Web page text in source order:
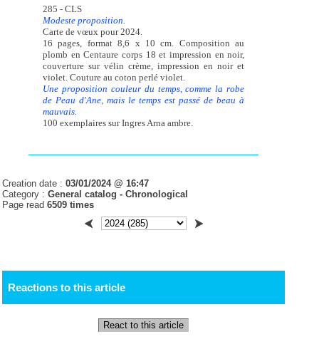
285 - CLS
Modeste proposition.
Carte de vœux pour 2024.
16 pages, format 8,6 x 10 cm. Composition au
plomb en Centaure corps 18 et impression en noir,
couverture sur vélin crème, impression en noir et
violet. Couture au coton perlé violet.
Une proposition couleur du temps, comme la robe
de Peau d'Ane, mais le temps est passé de beau à
mauvais.
100 exemplaires sur Ingres Arna ambre.
Creation date :03/01/2024 @ 16:47
Category :General catalog -Chronological
Page read6509 times
Reactions to this article
React to this article